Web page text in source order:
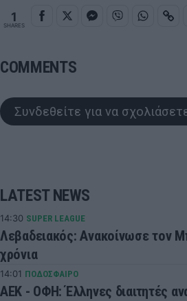
1
SHARES
COMMENTS
Συνδεθείτε για να
LATEST NEWS
14:30 SUPER LEAGUE
Λεβαδειακός: Ανακοίνωσε τον
χρόνια
14:01 ΠΟΔΟΣΦΑΙΡΟ
ΑΕΚ - ΟΦΗ: Έλληνες διαιτητές